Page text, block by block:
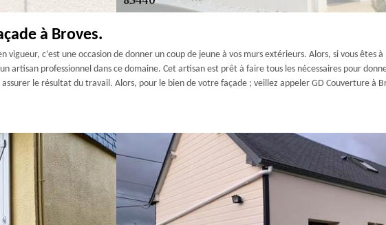
à Broves.
c’est une occasion de donner un coup de jeune à vos murs extérieurs. Alors, si vous êtes
artisan professionnel dans ce domaine. Cet artisan est prêt à faire tous les nécessaires pour
le résultat du travail. Alors, pour le bien de votre façade ; veillez appeler GD Couverture à